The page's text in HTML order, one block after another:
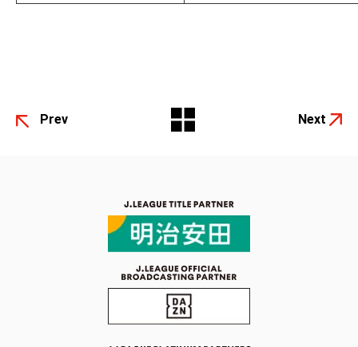
Prev Next